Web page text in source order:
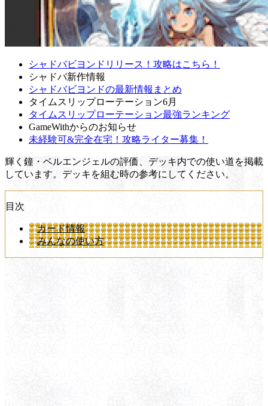
シャドバビヨンドリリース！攻略はこちら！
シャドバ新作情報
シャドバビヨンドの最新情報まとめ
タイムスリップローテーション6月
タイムスリップローテーション最強ランキング
GameWithからのお知らせ
未経験可&完全在宅！攻略ライター募集！
輝く鐘・ベルエンジェルの評価、デッキ内での使い道を掲載
しています。デッキを組む時の参考にしてください。
目次
カード情報
みんなの使い方